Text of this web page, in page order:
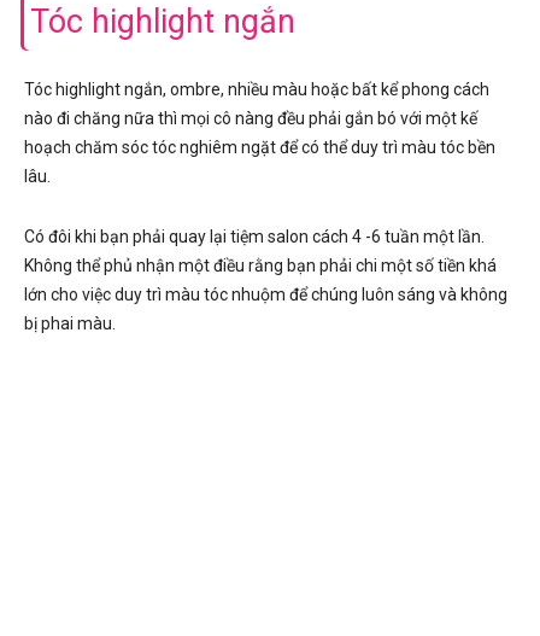
Tóc highlight ngắn
Tóc highlight ngắn, ombre, nhiều màu hoặc bất kể phong cách
nào đi chăng nữa thì mọi cô nàng đều phải gắn bó với một kế
hoạch chăm sóc tóc nghiêm ngặt để có thể duy trì màu tóc bền
lâu.
Có đôi khi bạn phải quay lại tiệm salon cách 4 -6 tuần một lần.
Không thể phủ nhận một điều rằng bạn phải chi một số tiền khá
lớn cho việc duy trì màu tóc nhuộm để chúng luôn sáng và không
bị phai màu.